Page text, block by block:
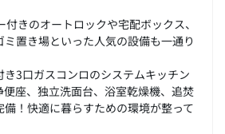
きのオートロックや宅配ボックス、
置き場といった人気の設備も一通り
3口ガスコンロのシステムキッチン
座、独立洗面台、浴室乾燥機、追焚
！快適に暮らすための環境が整って